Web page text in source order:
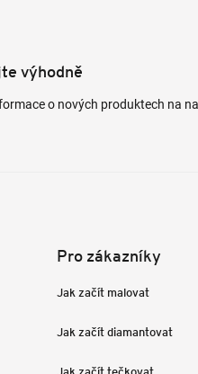
výhodně
o nových produktech na
Pro zákazníky
Jak začít malovat
Jak začít diamantovat